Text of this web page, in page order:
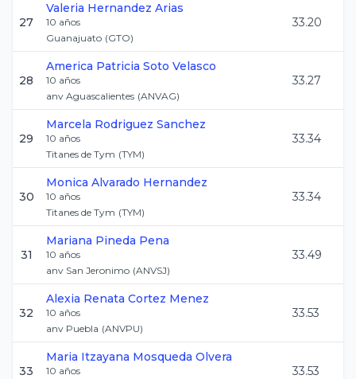
27
Valeria Hernandez Arias
10 años
Guanajuato (GTO)
33.20
28
America Patricia Soto Velasco
10 años
anv Aguascalientes (ANVAG)
33.27
29
Marcela Rodriguez Sanchez
10 años
Titanes de Tym (TYM)
33.34
30
Monica Alvarado Hernandez
10 años
Titanes de Tym (TYM)
33.34
31
Mariana Pineda Pena
10 años
anv San Jeronimo (ANVSJ)
33.49
32
Alexia Renata Cortez Menez
10 años
anv Puebla (ANVPU)
33.53
33
Maria Itzayana Mosqueda Olvera
10 años
33.53